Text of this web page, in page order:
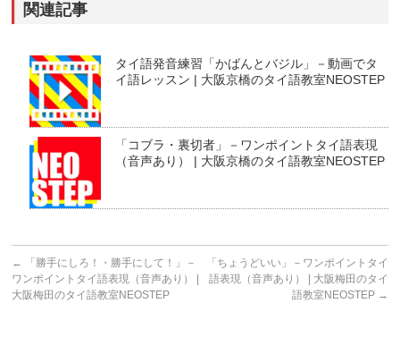
関連記事
タイ語発音練習「かばんとバジル」－動画でタ
イ語レッスン | 大阪京橋のタイ語教室NEOSTEP
「コブラ・裏切者」－ワンポイントタイ語表現
（音声あり） | 大阪京橋のタイ語教室NEOSTEP
←
「勝手にしろ！・勝手にして！」－
ワンポイントタイ語表現（音声あり） |
大阪梅田のタイ語教室NEOSTEP
「ちょうどいい」－ワンポイントタイ
語表現（音声あり） | 大阪梅田のタイ
語教室NEOSTEP →